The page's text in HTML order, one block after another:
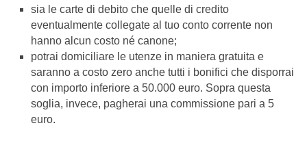
sia le carte di debito che quelle di credito
eventualmente collegate al tuo conto corrente non
hanno alcun costo né canone;
potrai domiciliare le utenze in maniera gratuita e
saranno a costo zero anche tutti i bonifici che disporrai
con importo inferiore a 50.000 euro. Sopra questa
soglia, invece, pagherai una commissione pari a 5
euro.